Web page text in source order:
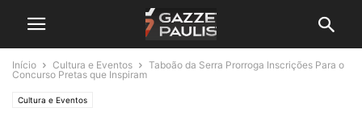
Início Cultura e Eventos
Taboão da Serra Prorroga Inscrições Para o
Concurso Pretas que Inspiram
Cultura e Eventos